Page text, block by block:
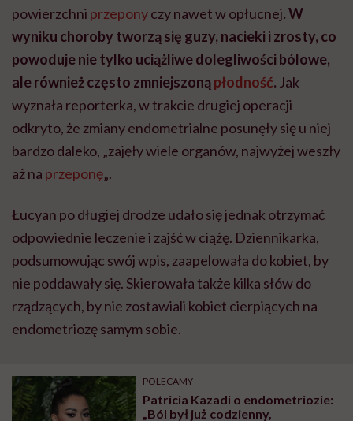
powierzchni przeponyczy nawet w opłucnej. W
wyniku choroby tworzą się guzy, nacieki i zrosty, co
powoduje nie tylko uciążliwe dolegliwości bólowe,
ale również często zmniejszonąpłodność. Jak
wyznała reporterka, w trakcie drugiej operacji
odkryto, że zmiany endometrialne posunęły się u niej
bardzo daleko, „zajęły wiele organów, najwyżej weszły
aż na przeponę„.
Łucyan po długiej drodze udało się jednak otrzymać
odpowiednie leczenie i zajść w ciążę. Dziennikarka,
podsumowując swój wpis, zaapelowała do kobiet, by
nie poddawały się. Skierowała także kilka słów do
rządzących, by nie zostawiali kobiet cierpiących na
endometriozę samym sobie.
POLECAMY
Patricia Kazadi o endometriozie:
„Ból był już codzienny,